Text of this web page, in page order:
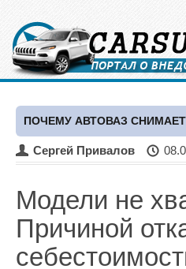
ПОЧЕМУ АВТОВАЗ
Сергей Привалов
Модели не
Причиной